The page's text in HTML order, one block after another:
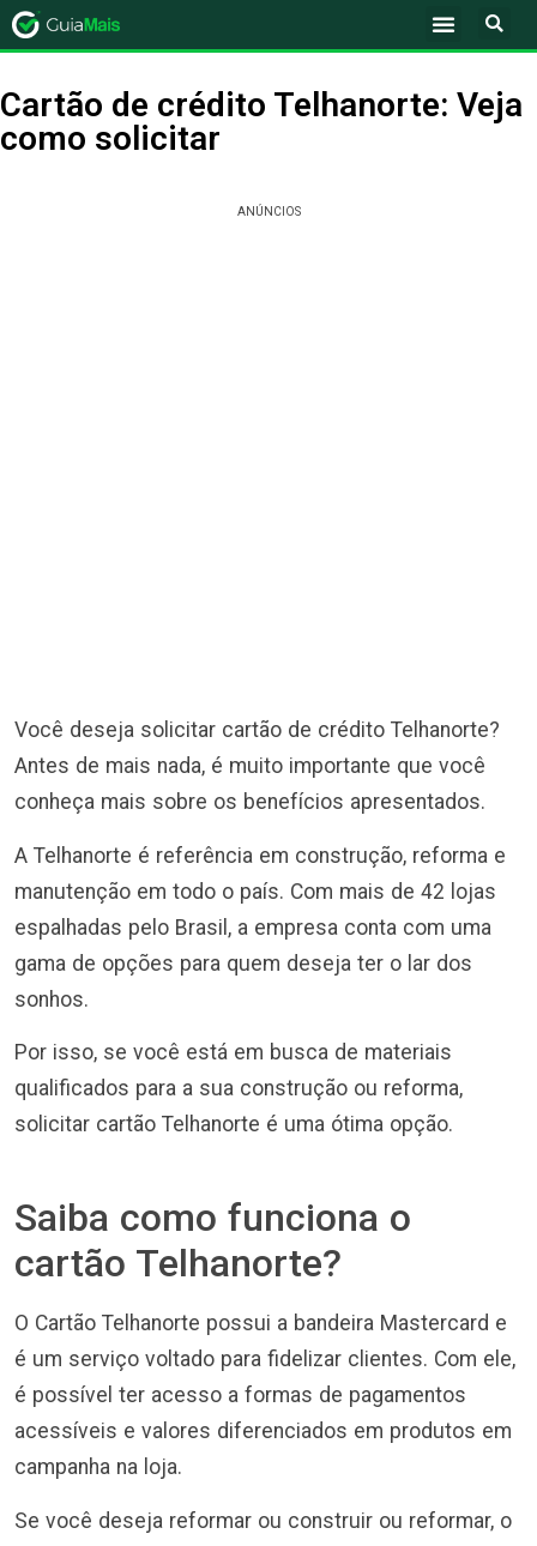
Cartão de crédito Telhanorte: Veja
como solicitar
ANÚNCIOS
Você deseja solicitar cartão de crédito Telhanorte?
Antes de mais nada, é muito importante que você
conheça mais sobre os benefícios apresentados.
A Telhanorte é referência em construção, reforma e
manutenção em todo o país. Com mais de 42 lojas
espalhadas pelo Brasil, a empresa conta com uma
gama de opções para quem deseja ter o lar dos
sonhos.
Por isso, se você está em busca de materiais
qualificados para a sua construção ou reforma,
solicitar cartão Telhanorte é uma ótima opção.
Saiba como funciona o
cartão Telhanorte?
O Cartão Telhanorte possui a bandeira Mastercard e
é um serviço voltado para fidelizar clientes. Com ele,
é possível ter acesso a formas de pagamentos
acessíveis e valores diferenciados em produtos em
campanha na loja.
Se você deseja reformar ou construir ou reformar, o